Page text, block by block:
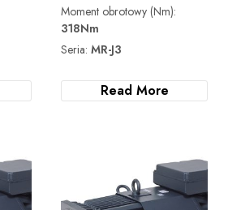
Moment obrotowy (Nm):
318Nm
Seria:MR-J3
Read More